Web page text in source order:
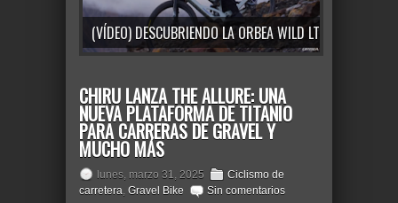
CHIRU LANZA THE ALLURE: UNA
NUEVA PLATAFORMA DE TITANIO
PARA CARRERAS DE GRAVEL Y
MUCHO MÁS
lunes, marzo 31, 2025
Ciclismo de
carretera, Gravel Bike
Sin comentarios